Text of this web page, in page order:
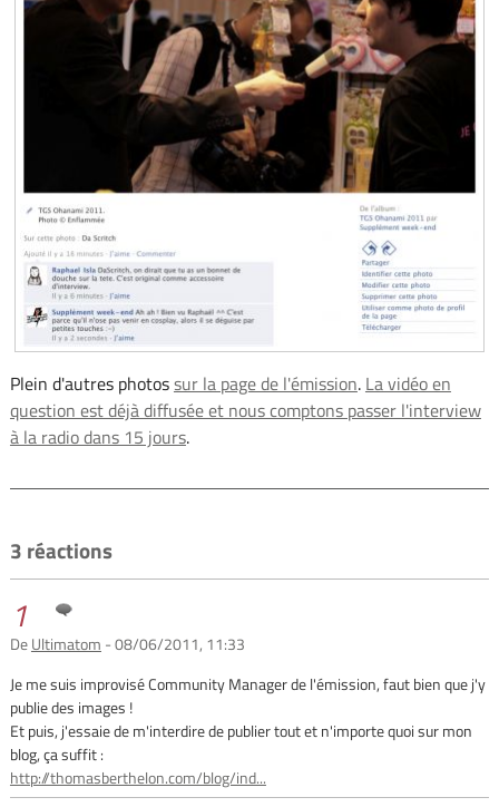
Plein d'autres photossur la page de l'émission. La vidéo en
question est déjà diffusée et nous comptons passer l'interview
à la radio dans 15 jours.
3 réactions
1
DeUltimatom - 08/06/2011, 11:33
Je me suis improvisé Community Manager de l'émission, faut bien que j'y
publie des images !
Et puis, j'essaie de m'interdire de publier tout et n'importe quoi sur mon
blog, ça suffit :
http://thomasberthelon.com/blog/ind...